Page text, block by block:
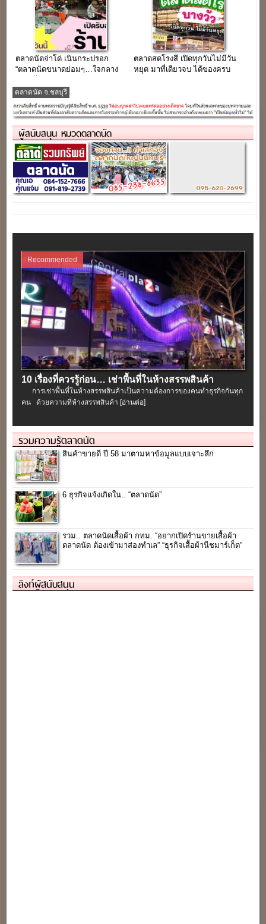
ตลาดนัดจ่าโด่ เนินกระปรอก
“ตลาดนัดขนาดย่อมๆ…ใจกลาง
ตลาดสดโรงสี เปิดทุกวันไม่มีวัน
หยุด มาที่เดียวจบ ได้ของครบ
ตลาดนัด จ.ชลบุรี
ผู้สนับสนุน หมวดตลาดนัด
Recommended
10 เรื่องที่ควรรู้ก่อน… เช่าพื้นที่ในห้างสรรพสินค้า
การเช่าพื้นที่ในห้างสรรพสินค้าเป็นความต้องการของคนทำธุรกิจกันทุก
คน ด้วยความที่ห้างสรรพสินค้า[อ่านต่อ]
รวมความรู้ตลาดนัด
สินค้าขายดี ปี 58 มาตามหาข้อมูลแบบเจาะลึก
6 ธุรกิจแจ้งเกิดใน.. “ตลาดนัด”
รวม.. ตลาดนัดเสื้อผ้า กทม. “อยากเปิดร้านขายเสื้อผ้า
ตลาดนัด ต้องเข้ามาส่องทำเล” “ธุรกิจเสื้อผ้านีชมาร์เก็ต”
ลิงก์ผู้สนับสนุน